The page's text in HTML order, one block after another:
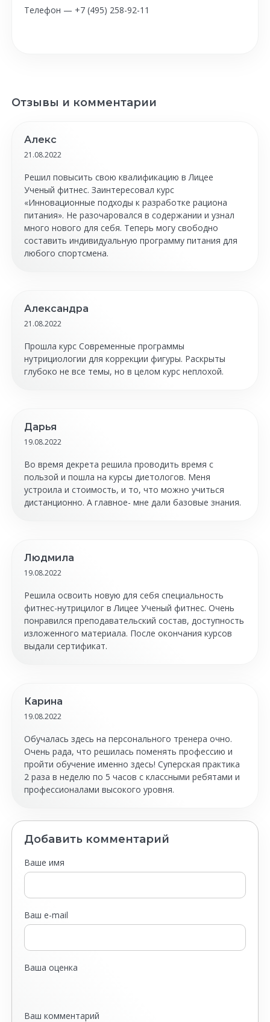
Телефон — +7 (495) 258-92-11
Отзывы и комментарии
Алекс
21.08.2022
Решил повысить свою квалификацию в Лицее
Ученый фитнес. Заинтересовал курс
«Инновационные подходы к разработке рациона
питания». Не разочаровался в содержании и узнал
много нового для себя. Теперь могу свободно
составить индивидуальную программу питания для
любого спортсмена.
Александра
21.08.2022
Прошла курс Современные программы
нутрициологии для коррекции фигуры. Раскрыты
глубоко не все темы, но в целом курс неплохой.
Дарья
19.08.2022
Во время декрета решила проводить время с
пользой и пошла на курсы диетологов. Меня
устроила и стоимость, и то, что можно учиться
дистанционно. А главное- мне дали базовые знания.
Людмила
19.08.2022
Решила освоить новую для себя специальность
фитнес-нутрицилог в Лицее Ученый фитнес. Очень
понравился преподавательский состав, доступность
изложенного материала. После окончания курсов
выдали сертификат.
Карина
19.08.2022
Обучалась здесь на персонального тренера очно.
Очень рада, что решилась поменять профессию и
пройти обучение именно здесь! Суперская практика
2 раза в неделю по 5 часов с классными ребятами и
профессионалами высокого уровня.
Добавить комментарий
Ваше имя
Ваш e-mail
Ваша оценка
Ваш комментарий